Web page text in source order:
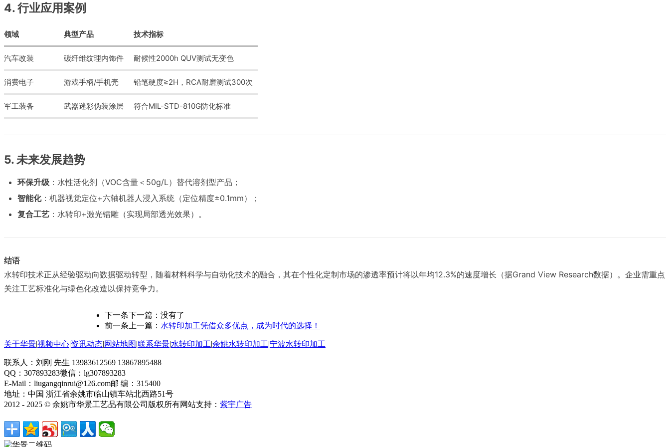
4. 行业应用案例
领域 典型产品 技术指标
汽车改装 碳纤维纹理内饰件 耐候性2000h QUV测试无变色
消费电子 游戏手柄/手机壳 铅笔硬度≥2H，RCA耐磨测试300次
军工装备 武器迷彩伪装涂层 符合MIL-STD-810G防化标准
5. 未来发展趋势
环保升级 ：水性活化剂（VOC含量＜50g/L）替代溶剂型产品；
智能化：机器视觉定位+六轴机器人浸入系统（定位精度±0.1mm）；
复合工艺 ：水转印+激光镭雕（实现局部透光效果）。
结语
水转印技术正从经验驱动向数据驱动转型，随着材料科学与自动化技术的融合，其在个性化定制市场的渗透率预计将以年均12.3%的速度增长（据Grand View Research数据）。企业需重点
关注工艺标准化与绿色化改造以保持竞争力。
下一条下一篇：没有了
前一条 上一篇： 水转印加工凭借众多优点，成为时代的选择！
关于华景|视频中心|资讯动态|网站地图|联系华景|水转印加工|余姚水转印加工|宁波水转印加工
联系人：刘刚 先生 13983612569 13867895488
QQ：307893283微信：lg307893283
E-Mail：liugangqinrui@126.com邮 编：315400
地址：中国 浙江省余姚市临山镇车站北西路51号
2012 - 2025 © 余姚市华景工艺品有限公司版权所有网站支持： 紫宇广告